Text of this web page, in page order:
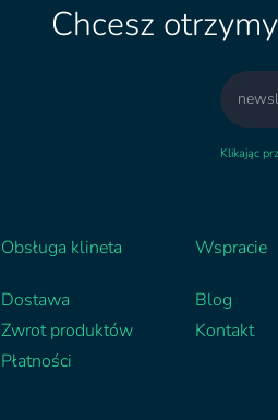
Chcesz
Email
Klikając
Obsługa klineta
Dostawa
Zwrot produktów
Płatności
Wspracie
Blog
Kontakt